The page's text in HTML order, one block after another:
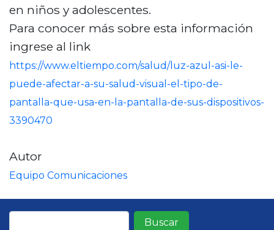
en niños y adolescentes.
Para conocer más sobre esta información
ingrese al link
https://www.eltiempo.com/salud/luz-azul-asi-le-
puede-afectar-a-su-salud-visual-el-tipo-de-
pantalla-que-usa-en-la-pantalla-de-sus-dispositivos-
3390470
Autor
Equipo Comunicaciones